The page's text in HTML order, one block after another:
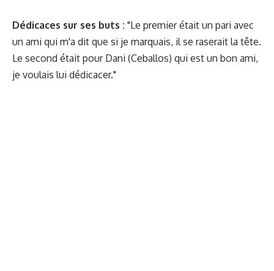
Dédicaces sur ses buts : "Le premier était un pari avec
un ami qui m'a dit que si je marquais, il se raserait la tête.
Le second était pour Dani (Ceballos) qui est un bon ami,
je voulais lui dédicacer."